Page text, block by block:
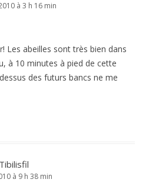
à 3 h 16 min
Les abeilles sont très bien dans
à 10 minutes à pied de cette
des futurs bancs ne me
à 9 h 38 min